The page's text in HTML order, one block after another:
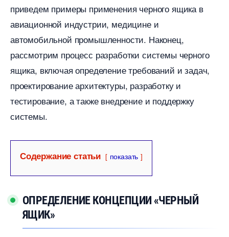
приведем примеры применения черного ящика
авиационной индустрии, медицине и
автомобильной промышленности.​ Наконец,
рассмотрим процесс разработки системы черного
ящика, включая определение требований и задач,
проектирование архитектуры, разработку и
тестирование, а также внедрение и поддержку
системы.​
Содержание статьи показать
ОПРЕДЕЛЕНИЕ КОНЦЕПЦИИ «ЧЕРНЫЙ
ЯЩИК»